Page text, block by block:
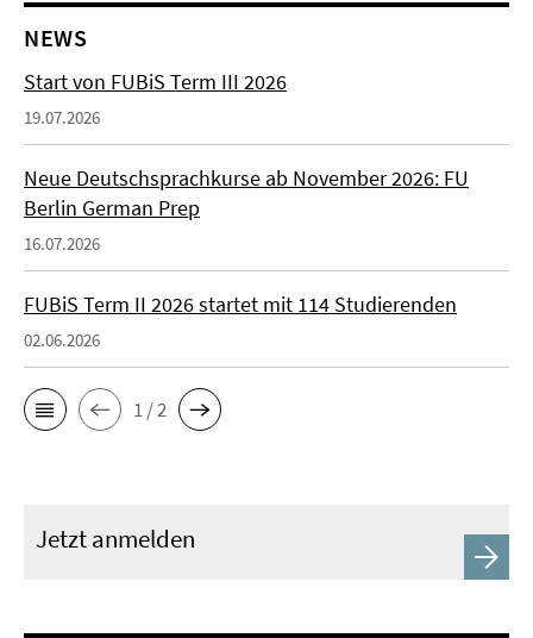
NEWS
Start von FUBiS Term III 2026
19.07.2026
Neue Deutschsprachkurse ab November 2026: FU
Berlin German Prep
16.07.2026
FUBiS Term II 2026 startet mit 114 Studierenden
02.06.2026
1 / 2
Jetzt anmelden